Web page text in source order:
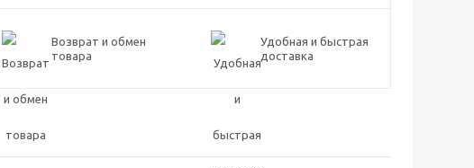
Возврат и обмен
товара
Удобная и быстрая
доставка